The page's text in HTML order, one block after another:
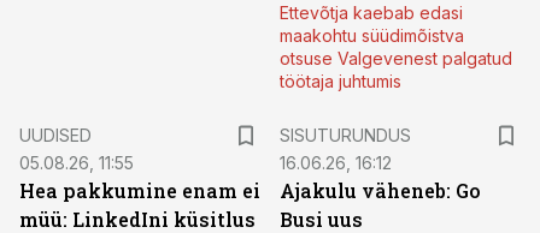
Ettevõtja kaebab edasi
maakohtu süüdimõistva
otsuse Valgevenest palgatud
töötaja juhtumis
UUDISED
05.08.26, 11:55
Hea pakkumine enam ei
müü: LinkedIni küsitlus
SISUTURUNDUS
16.06.26, 16:12
Ajakulu väheneb: Go
Busi uus